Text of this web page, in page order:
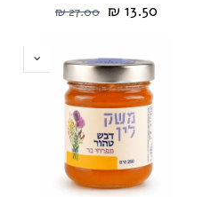
13.50 ₪
27.00 ₪